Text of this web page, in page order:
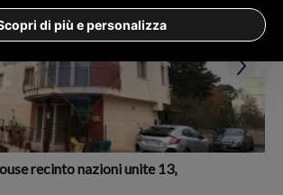
recinto nazioni unite 13,
di più e personalizza